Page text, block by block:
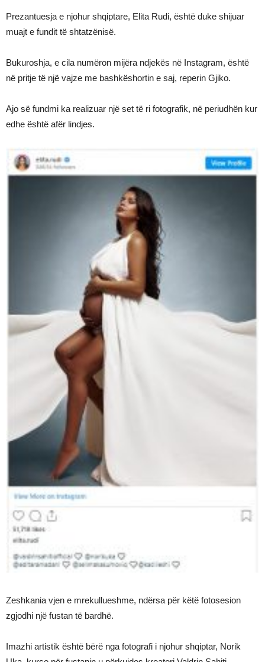
Prezantuesja e njohur shqiptare, Elita Rudi, është duke shijuar
muajt e fundit të shtatzënisë.
Bukuroshja, e cila numëron mijëra ndjekës në Instagram, është
në pritje të një vajze me bashkëshortin e saj, reperin Gjiko.
Ajo së fundmi ka realizuar një set të ri fotografik, në periudhën kur
edhe është afër lindjes.
Zeshkania vjen e mrekullueshme, ndërsa për këtë fotosesion
zgjodhi një fustan të bardhë.
Imazhi artistik është bërë nga fotografi i njohur shqiptar, Norik